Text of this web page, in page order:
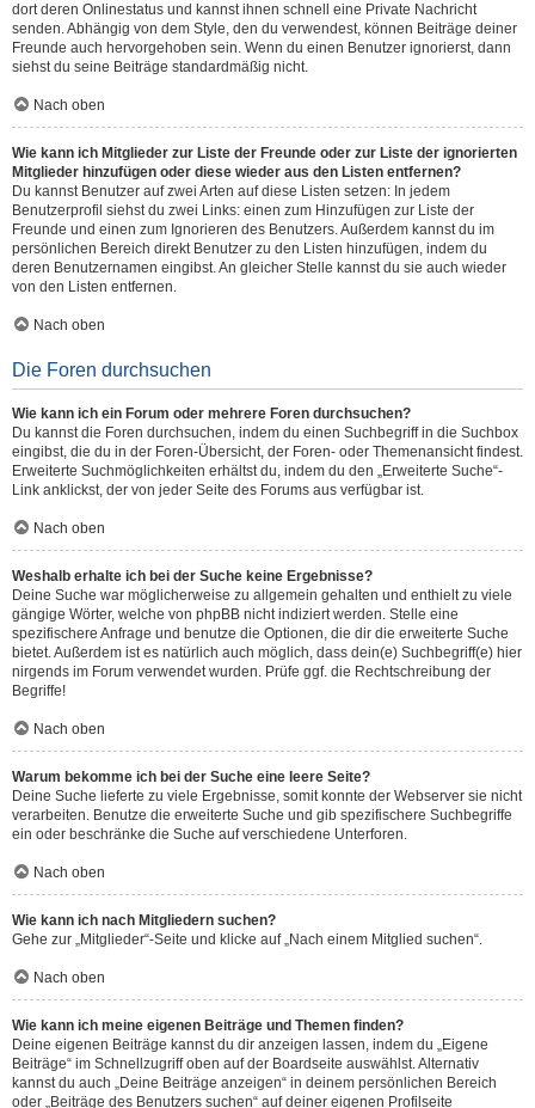
dort deren Onlinestatus und kannst ihnen schnell eine Private Nachricht
senden. Abhängig von dem Style, den du verwendest, können Beiträge deiner
Freunde auch hervorgehoben sein. Wenn du einen Benutzer ignorierst, dann
siehst du seine Beiträge standardmäßig nicht.
Nach oben
Wie kann ich Mitglieder zur Liste der Freunde oder zur Liste der ignorierten
Mitglieder hinzufügen oder diese wieder aus den Listen entfernen?
Du kannst Benutzer auf zwei Arten auf diese Listen setzen: In jedem
Benutzerprofil siehst du zwei Links: einen zum Hinzufügen zur Liste der
Freunde und einen zum Ignorieren des Benutzers. Außerdem kannst du im
persönlichen Bereich direkt Benutzer zu den Listen hinzufügen, indem du
deren Benutzernamen eingibst. An gleicher Stelle kannst du sie auch wieder
von den Listen entfernen.
Nach oben
Die Foren durchsuchen
Wie kann ich ein Forum oder mehrere Foren durchsuchen?
Du kannst die Foren durchsuchen, indem du einen Suchbegriff in die Suchbox
eingibst, die du in der Foren-Übersicht, der Foren- oder Themenansicht findest.
Erweiterte Suchmöglichkeiten erhältst du, indem du den „Erweiterte Suche“-
Link anklickst, der von jeder Seite des Forums aus verfügbar ist.
Nach oben
Weshalb erhalte ich bei der Suche keine Ergebnisse?
Deine Suche war möglicherweise zu allgemein gehalten und enthielt zu viele
gängige Wörter, welche von phpBB nicht indiziert werden. Stelle eine
spezifischere Anfrage und benutze die Optionen, die dir die erweiterte Suche
bietet. Außerdem ist es natürlich auch möglich, dass dein(e) Suchbegriff(e) hier
nirgends im Forum verwendet wurden. Prüfe ggf. die Rechtschreibung der
Begriffe!
Nach oben
Warum bekomme ich bei der Suche eine leere Seite?
Deine Suche lieferte zu viele Ergebnisse, somit konnte der Webserver sie nicht
verarbeiten. Benutze die erweiterte Suche und gib spezifischere Suchbegriffe
ein oder beschränke die Suche auf verschiedene Unterforen.
Nach oben
Wie kann ich nach Mitgliedern suchen?
Gehe zur „Mitglieder“-Seite und klicke auf „Nach einem Mitglied suchen“.
Nach oben
Wie kann ich meine eigenen Beiträge und Themen finden?
Deine eigenen Beiträge kannst du dir anzeigen lassen, indem du „Eigene
Beiträge“ im Schnellzugriff oben auf der Boardseite auswählst. Alternativ
kannst du auch „Deine Beiträge anzeigen“ in deinem persönlichen Bereich
oder „Beiträge des Benutzers suchen“ auf deiner eigenen Profilseite